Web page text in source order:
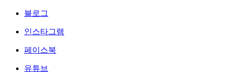
블로그
인스타그램
페이스북
유튜브